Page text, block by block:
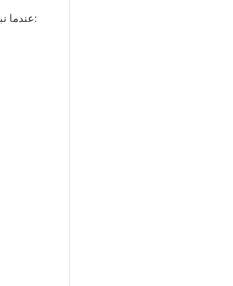
عندما نبحث عن مقاولي محطات البترول، نجد أن هناك مجموعة من المزايا التي تميز الأفضل في هذا المجال، ومنها: